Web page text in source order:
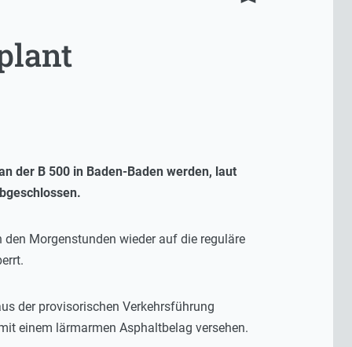
der B 500 in Baden-Baden werden, laut
Morgenstunden wieder auf die reguläre
der provisorischen Verkehrsführung
einem lärmarmen Asphaltbelag versehen.